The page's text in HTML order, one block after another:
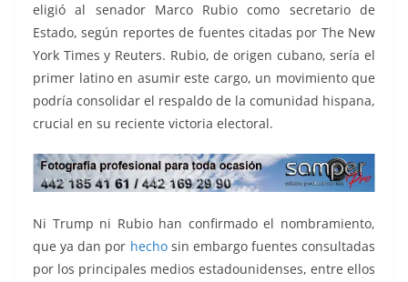
eligió al senador Marco Rubio como secretario de
Estado, según reportes de fuentes citadas por The New
York Times y Reuters. Rubio, de origen cubano, sería el
primer latino en asumir este cargo, un movimiento que
podría consolidar el respaldo de la comunidad hispana,
crucial en su reciente victoria electoral.
Ni Trump ni Rubio han confirmado el nombramiento,
que ya dan por hechosin embargo fuentes consultadas
por los principales medios estadounidenses, entre ellos